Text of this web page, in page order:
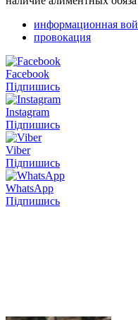
информационная
провокация
Facebook
Підпишись
Instagram
Підпишись
Viber
Підпишись
WhatsApp
Підпишись